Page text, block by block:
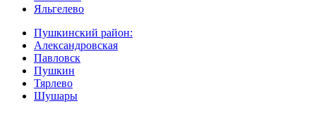
Яльгелево
Пушкинский район:
Александровская
Павловск
Пушкин
Тярлево
Шушары